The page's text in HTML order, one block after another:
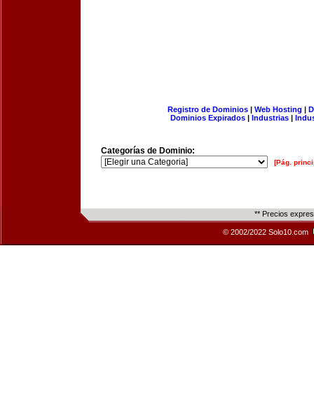
Registro de Dominios| Web Hosting |
Dominios Expirados | Industrias |
Categorías de Dominio:
[Pág.
** Precios
© 2002/2022 Solo10.com